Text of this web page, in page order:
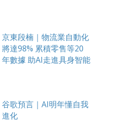
京東段楠｜物流業自動化
將達98% 累積零售等20
年數據 助AI走進具身智能
谷歌預言｜AI明年懂自我
進化